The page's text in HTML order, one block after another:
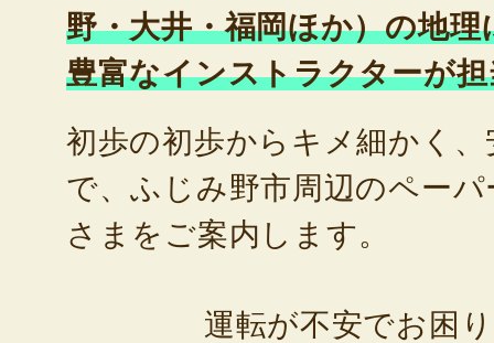
野・大井・福岡ほか）の地
豊富なインストラクターが担
初歩の初歩からキメ細かく
で、ふじみ野市周辺のペー
さまをご案内します。
運転が不安でお困